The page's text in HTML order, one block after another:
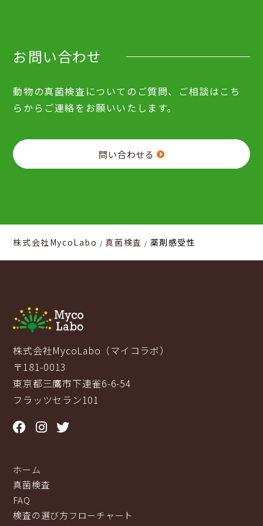
お問い合わせ
動物の真菌検査についてのご質問、ご相談はこち
らからご連絡をお願いいたします。
問い合わせる
株式会社MycoLabo 真菌検査 薬剤感受性
株式会社MycoLabo（マイコラボ）
〒181-0013
東京都三鷹市下連雀6-6-54
フラッツセラン101
ホーム
真菌検査
FAQ
検査の選び方フローチャート